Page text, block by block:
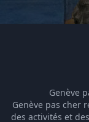
Genève
Genève pas cher
des activités et